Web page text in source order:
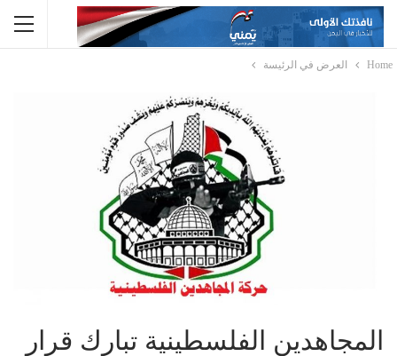
Home العرض في الرئيسة
المجاهدين الفلسطينية تبارك قرار